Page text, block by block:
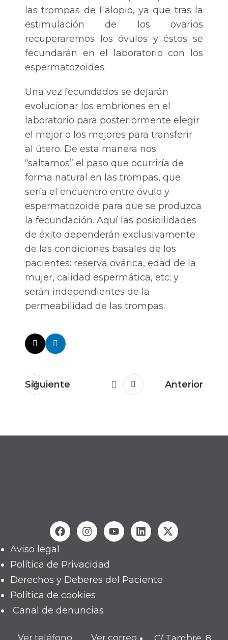
las trompas de Falopio, ya que tras la
estimulación de los ovarios
recuperaremos los óvulos y éstos se
fecundarán en el laboratorio con los
espermatozoides.
Una vez fecundados se dejarán
evolucionar los embriones en el
laboratorio para posteriormente elegir
el mejor o los mejores para transferir
al útero. De esta manera nos
“saltamos” el paso que ocurriría de
forma natural en las trompas, que
sería el encuentro entre óvulo y
espermatozoide para que se produzca
la fecundación. Aquí las posibilidades
de éxito dependerán exclusivamente
de las condiciones basales de los
pacientes: reserva ovárica, edad de la
mujer, calidad espermática, etc; y
serán independientes de la
permeabilidad de las trompas.
Siguiente Anterior
Aviso legal
Política de Privacidad
Derechos y Deberes del Paciente
Política de cookies
Canal de denuncias
Ver teléfono Ver correo